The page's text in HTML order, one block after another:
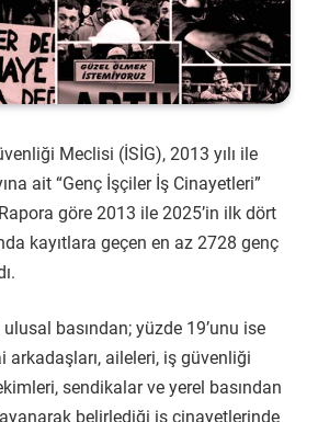
Meclisi (İSİG), 2013 yılı ile
ait “Genç İşçiler İş Cinayetleri”
göre 2013 ile 2025’in ilk dört
kayıtlara geçen en az 2728 genç
ulusal basından; yüzde 19’unu ise
arkadaşları, aileleri, iş güvenliği
sendikalar ve yerel basından
belirlediği iş cinayetlerinde